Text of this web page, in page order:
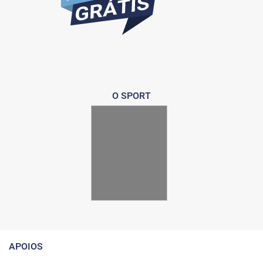
O SPORT
APOIOS